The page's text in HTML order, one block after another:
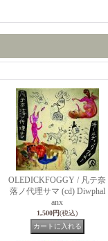
OLEDICKFOGGY / 凡テ奈
落ノ代理サマ (cd) Diwphal
anx
1,500円(税込)